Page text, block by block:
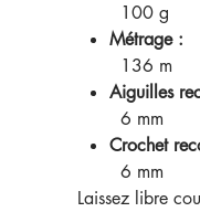
100 g
Métrage :
136 m
Aiguilles
6 mm
Crochet
6 mm
Laissez libre